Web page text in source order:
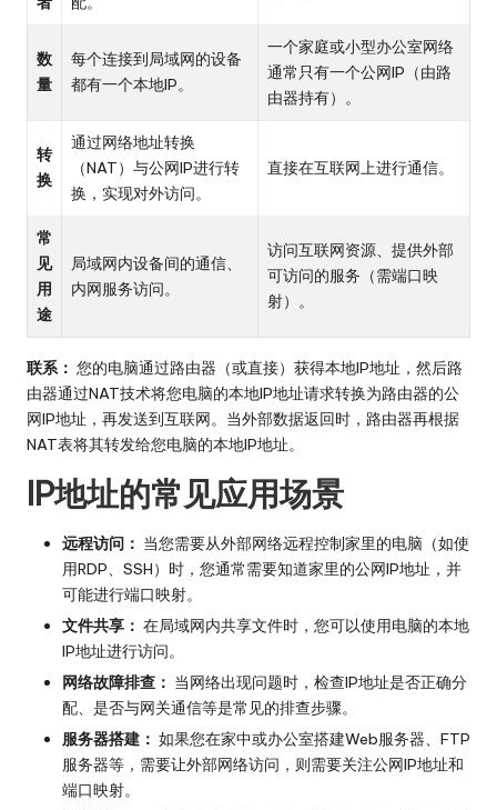
数
量
每个连接到局域网的设备
都有一个本地IP。
一个家庭或小型办公室网络
通常只有一个公网IP（由路
由器持有）。
转
换
通过网络地址转换
（NAT）与公网IP进行转
换，实现对外访问。
直接在互联网上进行通信。
常
见
用
途
局域网内设备间的通信、
内网服务访问。
访问互联网资源、提供外部
可访问的服务（需端口映
射）。
联系： 您的电脑通过路由器（或直接）获得本地IP地址，然后路
由器通过NAT技术将您电脑的本地IP地址请求转换为路由器的公
网IP地址，再发送到互联网。当外部数据返回时，路由器再根据
NAT表将其转发给您电脑的本地IP地址。
IP地址的常见应用场景
远程访问： 当您需要从外部网络远程控制家里的电脑（如使
用RDP、SSH）时，您通常需要知道家里的公网IP地址，并
可能进行端口映射。
文件共享： 在局域网内共享文件时，您可以使用电脑的本地
IP地址进行访问。
网络故障排查： 当网络出现问题时，检查IP地址是否正确分
配、是否与网关通信等是常见的排查步骤。
服务器搭建： 如果您在家中或办公室搭建Web服务器、FTP
服务器等，需要让外部网络访问，则需要关注公网IP地址和
端口映射。